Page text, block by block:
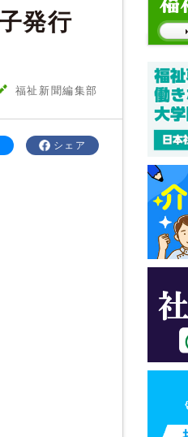
子発行
福祉新聞編集部
シェア